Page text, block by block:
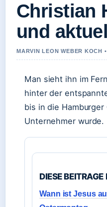
Christian
und
MARVIN LEON WEBER KOCH
Man sieht ihn im
hinter der
bis in die
Unternehmer wurde.
DIESE
Wann ist Jesus